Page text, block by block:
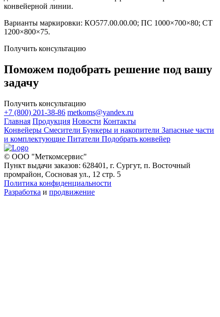
конвейерной линии.
Варианты маркировки: КО577.00.00.00; ПС 1000×700×80; СТ
1200×800×75.
Получить консультацию
Поможем подобрать решение под вашу
задачу
Получить консультацию
+7 (800) 201-38-86 metkoms@yandex.ru
Главная Продукция Новости Контакты
Конвейеры Смесители Бункеры и накопители Запасные части
и комплектующие Питатели Подобрать конвейер
© ООО "Меткомсервис"
Пункт выдачи заказов: 628401, г. Сургут, п. Восточный
промрайон, Сосновая ул., 12 стр. 5
Политика конфиденциальности
Разработка и продвижение